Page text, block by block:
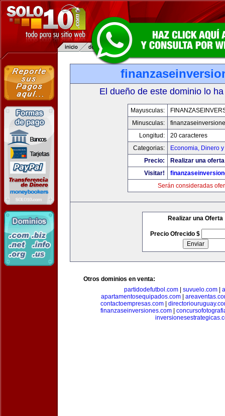
El dueño de este dominio lo
Mayusculas:
Minusculas:
Longitud:
20 caracteres
Categorias:
Economia, Dinero
Precio:
Realizar una
Visitar!
Serán consideradas
Realizar una Oferta
Precio Ofrecido $
Otros dominios en venta:
partidodefutbol.com| suvuelo.com|
apartamentosequipados.com|
contactoempresas.com
finanzaseinversiones.com